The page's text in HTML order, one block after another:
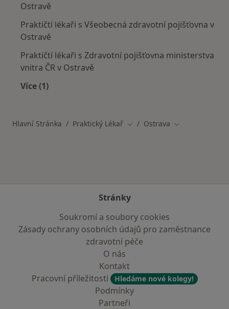
Ostravě
Praktičtí lékaři s Všeobecná zdravotní pojišťovna v
Ostravě
Praktičtí lékaři s Zdravotní pojišťovna ministerstva
vnitra ČR v Ostravě
Více (1)
Hlavní Stránka Praktický Lékař Změna města
Ostrava Změna města
Stránky
Soukromí a soubory cookies
Zásady ochrany osobních údajů pro zaměstnance
zdravotní péče
O nás
Kontakt
Pracovní příležitosti
Hledáme nové kolegy!
Podmínky
Partneři